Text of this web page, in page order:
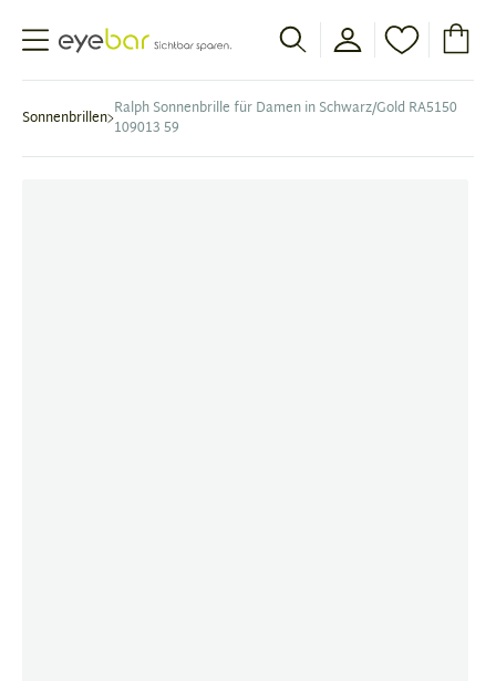
Abele Optic
Sonnenbrillen Ralph Sonnenbrille für Damen in Schwarz/Gold RA5150
109013 59